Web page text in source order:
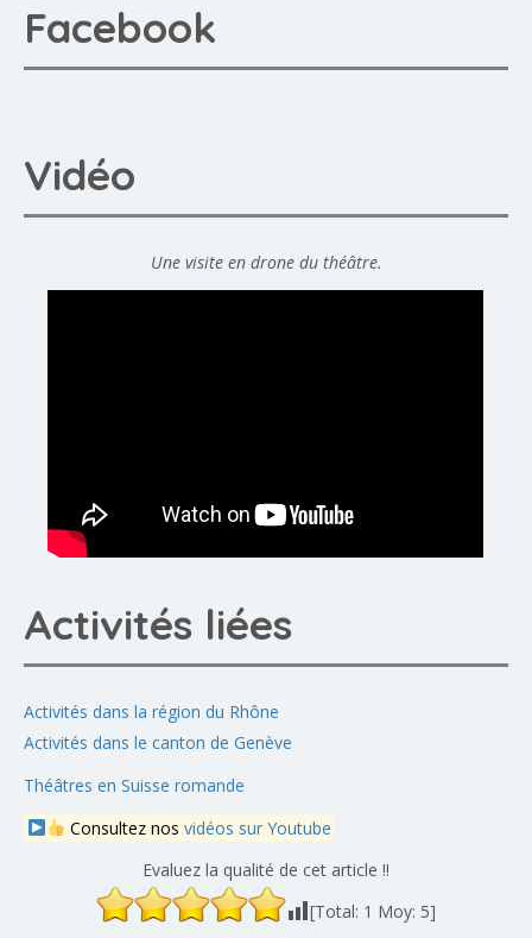
Facebook
Vidéo
Une visite en drone du théâtre.
Activités liées
Activités dans la région du Rhône
Activités dans le canton de Genève
Théâtres en Suisse romande
Consultez nos vidéos sur Youtube
Evaluez la qualité de cet article !!
[Total: 1 Moy: 5]